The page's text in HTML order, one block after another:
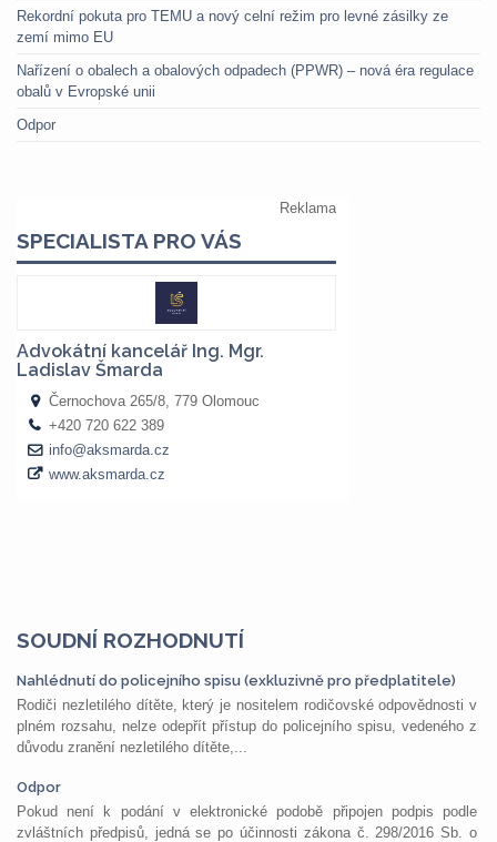
Rekordní pokuta pro TEMU a nový celní režim pro levné zásilky ze
zemí mimo EU
Nařízení o obalech a obalových odpadech (PPWR) – nová éra regulace
obalů v Evropské unii
Odpor
SOUDNÍ ROZHODNUTÍ
Nahlédnutí do policejního spisu (exkluzivně pro předplatitele)
Rodiči nezletilého dítěte, který je nositelem rodičovské odpovědnosti v
plném rozsahu, nelze odepřít přístup do policejního spisu, vedeného z
důvodu zranění nezletilého dítěte,...
Odpor
Pokud není k podání v elektronické podobě připojen podpis podle
zvláštních předpisů, jedná se po účinnosti zákona č. 298/2016 Sb. o